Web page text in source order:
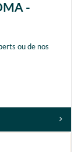
-
ou de nos